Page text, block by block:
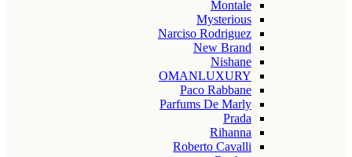
Montale
Mysterious
Narciso Rodriguez
New Brand
Nishane
OMANLUXURY
Paco Rabbane
Parfums De Marly
Prada
Rihanna
Roberto Cavalli